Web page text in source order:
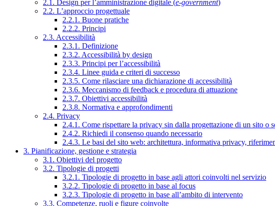
2.1. Design per l’amministrazione digitale (e-government)
2.2. L’approccio progettuale
2.2.1. Buone pratiche
2.2.2. Principi
2.3. Accessibilità
2.3.1. Definizione
2.3.2. Accessibilità by design
2.3.3. Principi per l’accessibilità
2.3.4. Linee guida e criteri di successo
2.3.5. Come rilasciare una dichiarazione di accessibilità
2.3.6. Meccanismo di feedback e procedura di attuazione
2.3.7. Obiettivi accessibilità
2.3.8. Normativa e approfondimenti
2.4. Privacy
2.4.1. Come rispettare la privacy sin dalla progettazione di un sito o
2.4.2. Richiedi il consenso quando necessario
2.4.3. Le basi del sito web: architettura, informativa privacy,
3. Pianificazione, gestione e strategia
3.1. Obiettivi del progetto
3.2. Tipologie di progetti
3.2.1. Tipologie di progetto in base agli attori coinvolti nel servizio
3.2.2. Tipologie di progetto in base al focus
3.2.3. Tipologie di progetto in base all’ambito di intervento
3.3. Competenze, ruoli e figure coinvolte